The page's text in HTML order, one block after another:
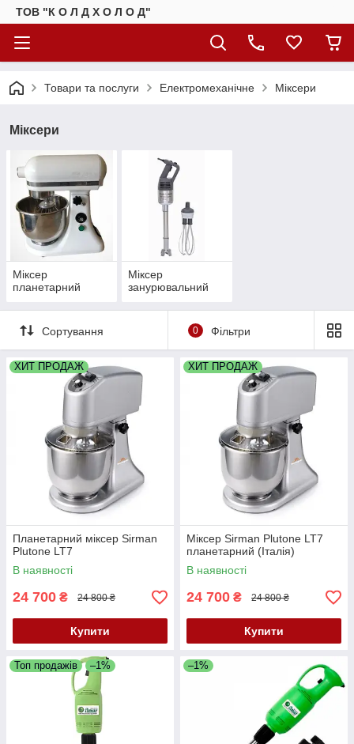
ТОВ "К О Л Д Х О Л О Д"
Товари та послуги Електромеханічне Міксери
Міксери
Міксер
планетарний
Міксер
занурювальний
Сортування 0 Фільтри
ХИТ ПРОДАЖ
Планетарний міксер Sirman
Plutone LT7
В наявності
24 700 ₴ 24 800 ₴
Купити
ХИТ ПРОДАЖ
Міксер Sirman Plutone LT7
планетарний (Італія)
В наявності
24 700 ₴ 24 800 ₴
Купити
Топ продажів –1% –1%